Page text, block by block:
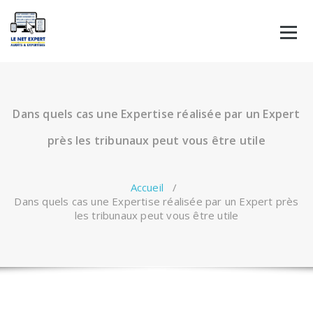
au
contenu
Dans quels cas une Expertise réalisée par un Expert
près les tribunaux peut vous être utile
Accueil /
Dans quels cas une Expertise réalisée par un Expert près
les tribunaux peut vous être utile